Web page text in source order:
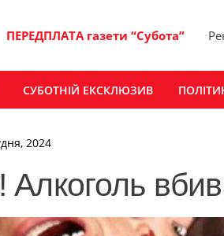
ПЕРЕДПЛАТА газети “Субота”
СУБОТНІЙ ЕКСКЛЮЗИВ
2024
Алкоголь